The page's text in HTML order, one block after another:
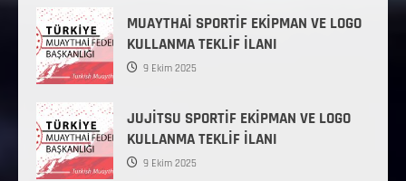
MUAYTHAİ SPORTİF EKİPMAN VE LOGO
KULLANMA TEKLİF İLANI
9 Ekim 2025
JUJİTSU SPORTİF EKİPMAN VE LOGO
KULLANMA TEKLİF İLANI
9 Ekim 2025